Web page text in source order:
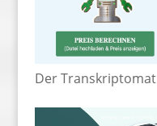
Der Transkriptomat